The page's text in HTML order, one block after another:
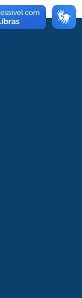
de
-
da
-